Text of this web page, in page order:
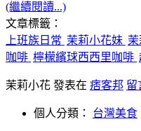
(繼續閱讀...)
文章標籤：
上班族日常 茉莉小花妹 茉
咖啡 檸檬繽球西西里咖啡
茉莉小花 發表在 痞客邦 留
個人分類： 台灣美食